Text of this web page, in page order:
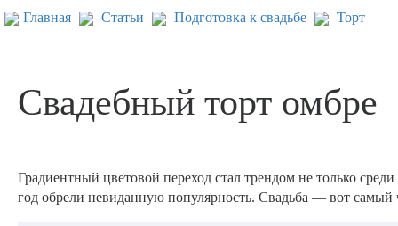
Главная Статьи Подготовка к свадьбе Торт
Свадебный торт омбре
Градиентный цветовой переход стал трендом не только
год обрели невиданную популярность. Свадьба — вот самый